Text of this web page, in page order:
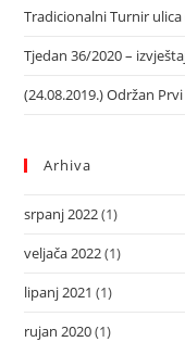
Tradicionalni Turnir ulica
Tjedan 36/2020 –
(24.08.2019.) Održan
Arhiva
srpanj 2022(1)
veljača 2022(1)
lipanj 2021 (1)
rujan 2020(1)